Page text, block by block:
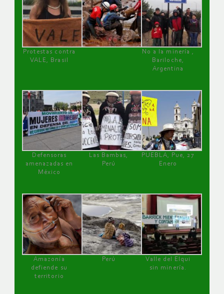
Protestas contra
VALE, Brasil
No a la minería ,
Bariloche,
Argentina
Defensoras
amenazadas en
México
Las Bambas,
Perú
PUEBLA, Pue, 27
Enero
Amazonía
defiende su
territorio
Perú
Valle del Elqui
sin minería.